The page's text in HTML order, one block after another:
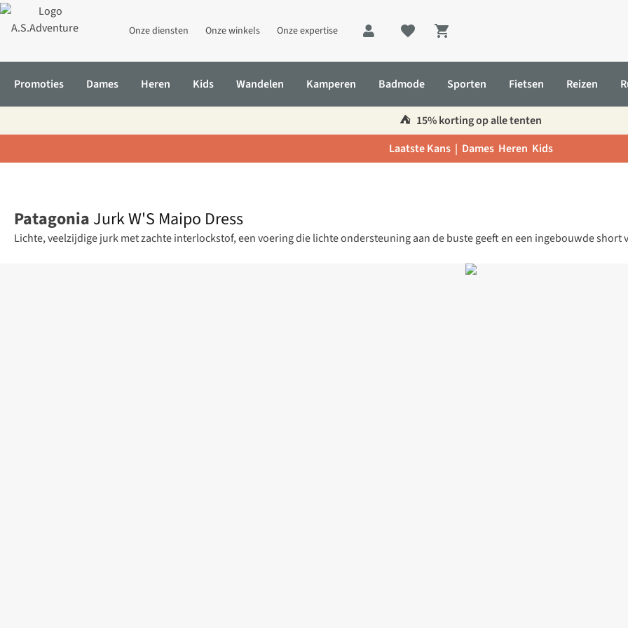
Onze diensten Onze winkels Onze expertise
Shopping cart
Promoties Dames Heren Kids Wandelen Kamperen Badmode Sporten Fietsen Reizen
⛺️ 15% korting op alle tenten
Laatste Kans | Dames Heren Kids
Patagonia Jurk W'S Maipo Dress
Lichte, veelzijdige jurk met zachte interlockstof, een voering die lichte ondersteuning aan de buste geeft en een ingebouwde